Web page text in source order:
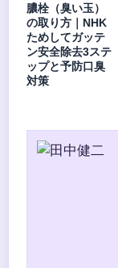
膿栓（臭い玉）
の取り方｜NHK
ためしてガッテ
ン安全除去3ステ
ップと予防口臭
対策